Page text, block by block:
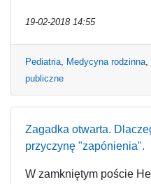
19-02-2018 14:55
Pediatria, Medycyna rodzinna,
publiczne
Zagadka otwarta.
przyczynę "zapónienia".
W zamkniętym poście